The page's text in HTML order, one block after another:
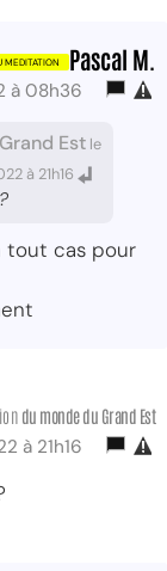
Pascal M.
à 08h36
Est le
à 21h16
tout cas pour
du monde du Grand Est
à 21h16